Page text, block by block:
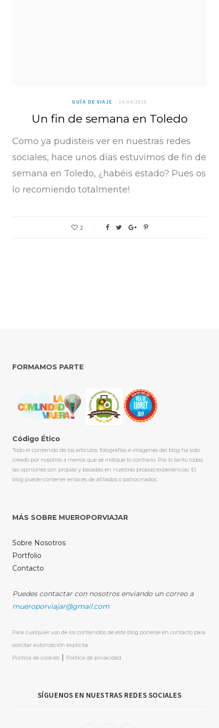
GUÍA DE VIAJE 14/04/2016
Un fin de semana en Toledo
Como ya pudisteis ver en nuestras redes
sociales, hace unos días estuvimos de fin de
semana en Toledo, ¿habéis estado? Pues os
lo recomiendo totalmente!
2
FORMAMOS PARTE
Código Ético
Todo el contenido de los artículos, fotografías e imágenes del blog ha sido
creado por nosotros a menos que se indique lo contrario. Por lo tanto todas
las opiniones son propias y basadas en nuestras propias experiencias. El
blog puede contener enlaces de afiliados o patrocinados.
MÁS SOBRE MUEROPORVIAJAR
Sobre Nosotros
Portfolio
Contacto
Puedes contactar con nosotros enviando un correo a
mueroporviajar@gmail.com
Para cualquier uso de los contenidos de este blog ponerse en contacto para
solicitar autorización explícita.
Politica de cookies | Política de privacidad
SÍGUENOS EN NUESTRAS REDES SOCIALES